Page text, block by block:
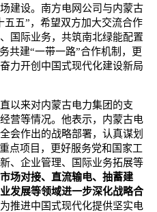
建设。南方电网公司与内蒙古
五五”，希望双方加大交流合作
国际业务，共筑南北绿能配置
共建“一带一路”合作机制，更
力开创中国式现代化建设新局
以来对内蒙古电力集团的支
营等情况。他表示，内蒙古电
会作出的战略部署，认真谋划
点项目，更好服务党和国家工
、企业管理、国际业务拓展等
场对接、直流输电、抽蓄建
发展等领域进一步深化战略合
推进中国式现代化提供坚实电